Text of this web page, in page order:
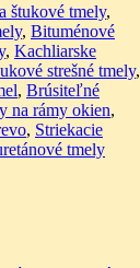
štukové tmely,
, Bituménové
, Kachliarske
strešné tmely,
, Brúsiteľné
na rámy okien,
, Striekacie
tmely